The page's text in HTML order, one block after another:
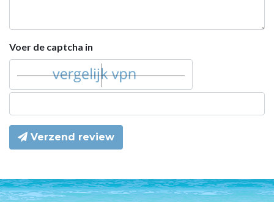
Voer de captcha in
Verzend review